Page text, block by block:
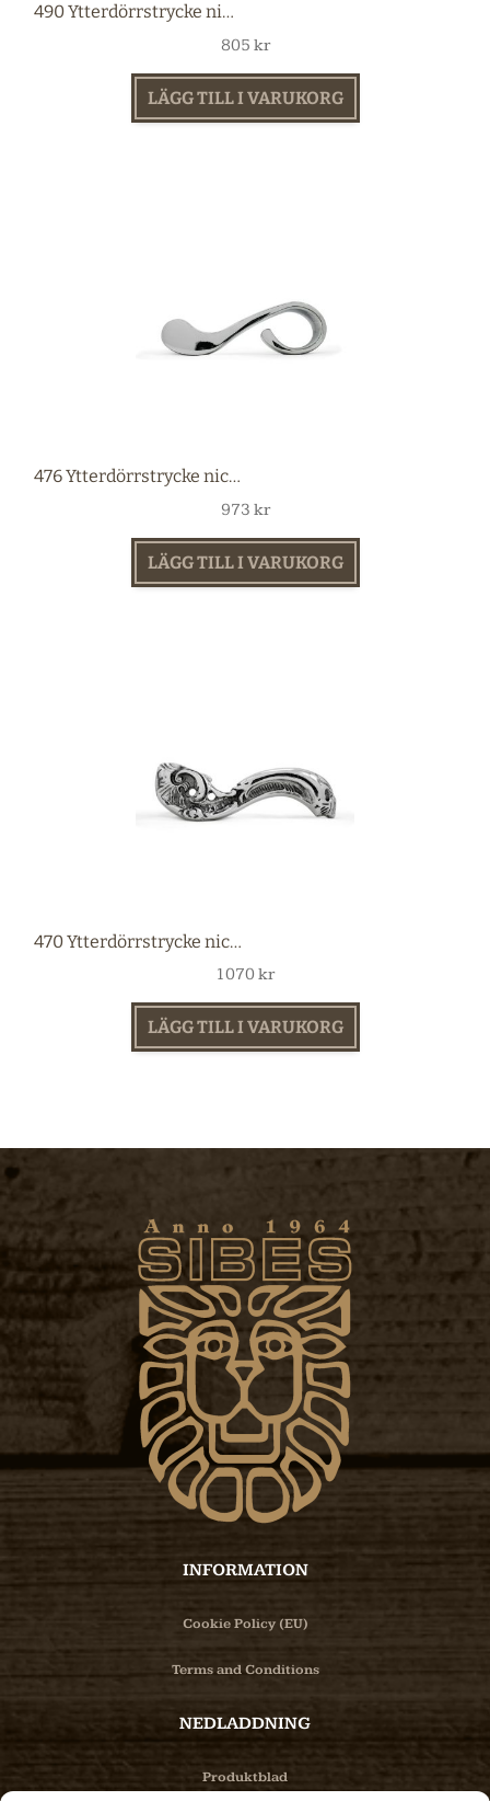
490 Ytterdörrstrycke nickel
805 kr
LÄGG TILL I VARUKORG
476 Ytterdörrstrycke nickel
973 kr
LÄGG TILL I VARUKORG
470 Ytterdörrstrycke nickel
1070 kr
LÄGG TILL I VARUKORG
INFORMATION
Cookie Policy (EU)
Terms and Conditions
NEDLADDNING
Produktblad